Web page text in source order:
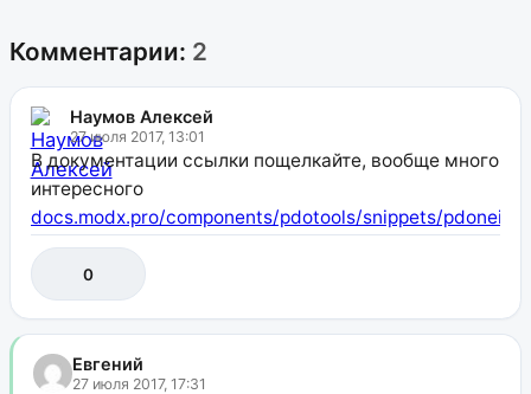
Комментарии: 2
Наумов Алексей
27 июля 2017, 13:01
В документации ссылки пощелкайте, вообще много
интересного
docs.modx.pro/components/pdotools/snippets/
0
Евгений
27 июля 2017, 17:31